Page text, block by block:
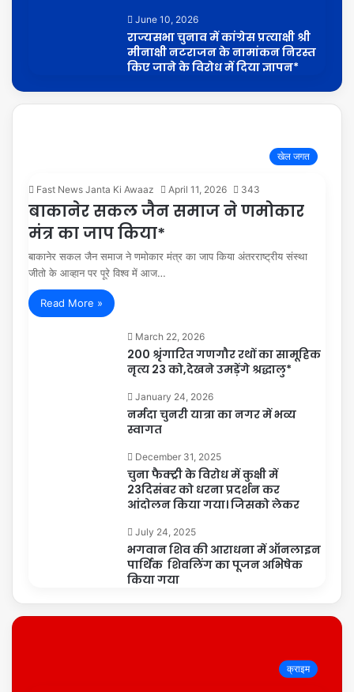
June 10, 2026
राज्यसभा चुनाव में कांग्रेस प्रत्याक्षी श्री
मीनाक्षी नटराजन के नामांकन निरस्त
किए जाने के विरोध में दिया ज्ञापन*
खेल जगत
Fast News Janta Ki Awaaz April 11, 2026 343
बाकानेर सकल जैन समाज ने णमोकार
मंत्र का जाप किया*
बाकानेर सकल जैन समाज ने णमोकार मंत्र का जाप किया अंतरराष्ट्रीय संस्था
जीतो के आव्हान पर पूरे विश्व में आज…
Read More »
March 22, 2026
200 श्रृंगारित गणगौर रथों का सामूहिक
नृत्य 23 को,देखने उमड़ेंगे श्रद्धालु*
January 24, 2026
नर्मदा चुनरी यात्रा का नगर में भव्य
स्वागत
December 31, 2025
चुना फैक्ट्री के विरोध में कुक्षी में
23दिसंबर को धरना प्रदर्शन कर
आंदोलन किया गया। जिसको लेकर
July 24, 2025
भगवान शिव की आराधना में ऑनलाइन
पार्थिक शिवलिंग का पूजन अभिषेक
किया गया
क्राइम